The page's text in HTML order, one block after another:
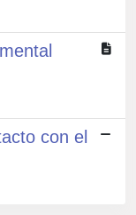
con el